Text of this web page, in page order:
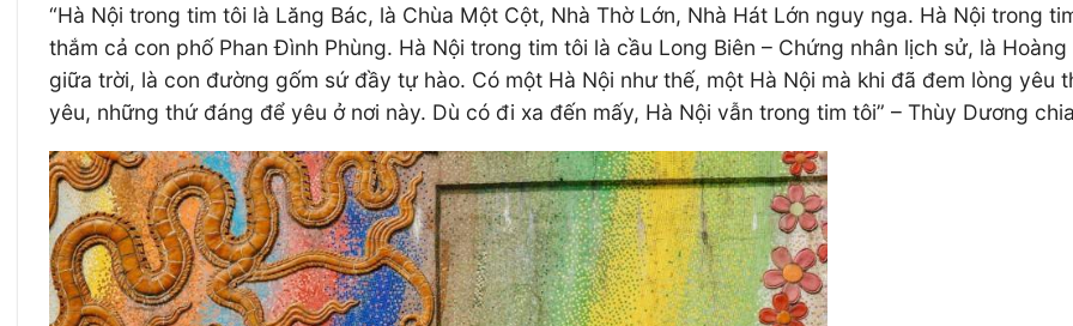
“Hà Nội trong tim tôi là Lăng Bác, là Chùa Một Cột, Nhà Thờ Lớn, Nhà Hát Lớn nguy nga. Hà Nội trong
thắm cả con phố Phan Đình Phùng. Hà Nội trong tim tôi là cầu Long Biên – Chứng nhân lịch sử, là
giữa trời, là con đường gốm sứ đầy tự hào. Có một Hà Nội như thế, một Hà Nội mà khi đã đem lòng
yêu, những thứ đáng để yêu ở nơi này. Dù có đi xa đến mấy, Hà Nội vẫn trong tim tôi” – Thùy Dương